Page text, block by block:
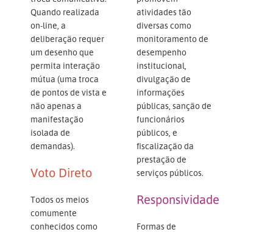
Quando realizada
on-line, a
deliberação requer
um desenho que
permita interação
mútua (uma troca
de pontos de vista e
não apenas a
manifestação
isolada de
demandas).
Voto Direto
Todos os meios
comumente
conhecidos como
atividades tão
diversas como
monitoramento de
desempenho
institucional,
divulgação de
informações
públicas, sanção de
funcionários
públicos, e
fiscalização da
prestação de
serviços públicos.
Responsividade
Formas de